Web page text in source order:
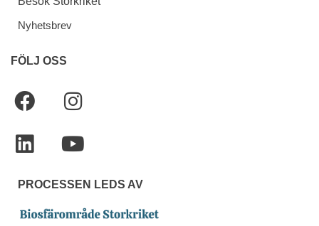
Nyhetsbrev
FÖLJ OSS
PROCESSEN LEDS AV